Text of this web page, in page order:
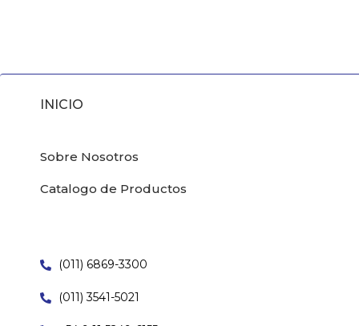
INICIO
Sobre Nosotros
Catalogo de Productos
(011) 6869-3300
(011) 3541-5021